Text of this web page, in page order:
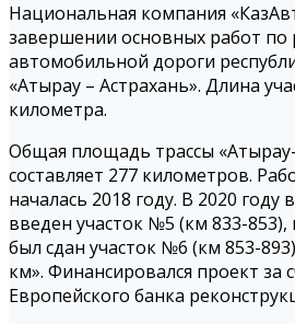
Национальная компания
завершении основных работ по
автомобильной дороги
«Атырау – Астрахань». Длина
километра.
Общая площадь трассы
составляет 277 километров.
началась 2018 году. В 2020 году
введен участок №5 (км 833-853),
был сдан участок №6 (км 853-
км». Финансировался проект за
Европейского банка